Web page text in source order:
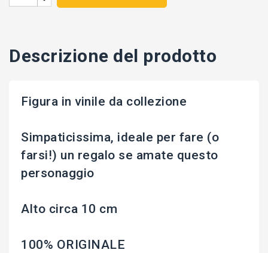
Descrizione del prodotto
Figura in vinile da collezione
Simpaticissima, ideale per fare (o
farsi!) un regalo se amate questo
personaggio
Alto circa 10 cm
100% ORIGINALE